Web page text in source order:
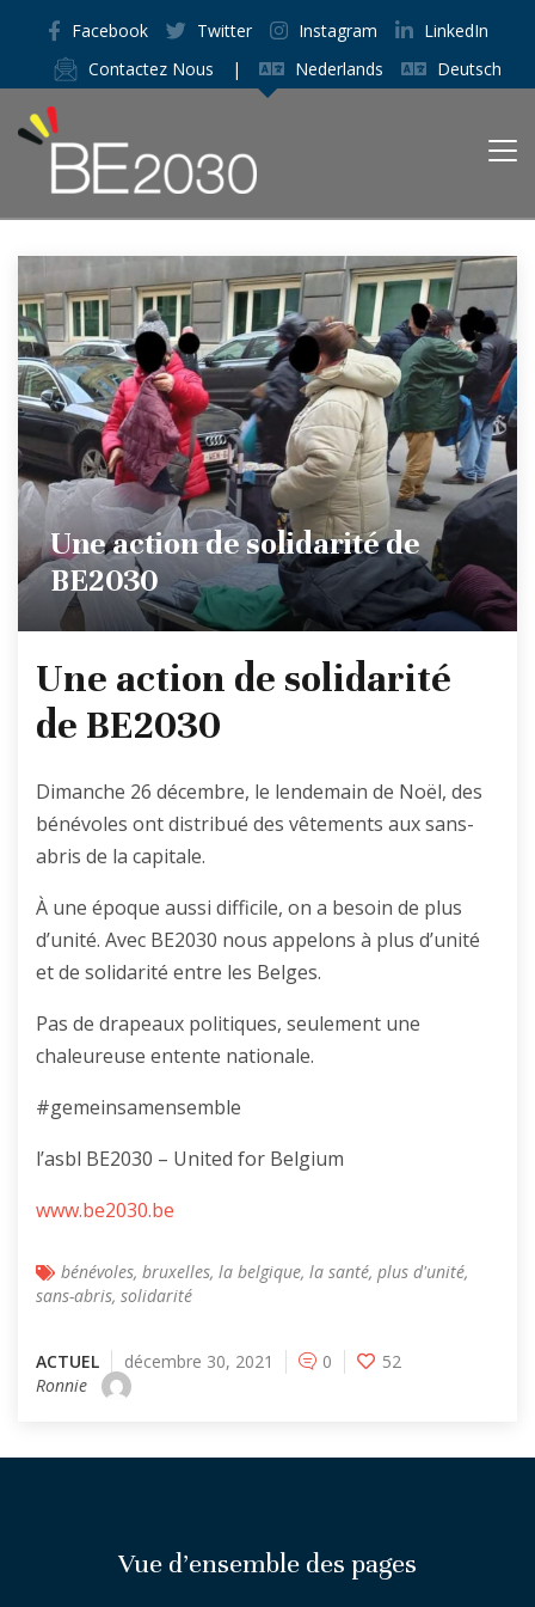
Facebook Twitter Instagram
LinkedIn
Contactez Nous
| Nederlands Deutsch
Une action de solidarité de
BE2030
Une action de solidarité
de BE2030
Dimanche 26 décembre, le lendemain de Noël, des
bénévoles ont distribué des vêtements aux sans-
abris de la capitale.
À une époque aussi difficile, on a besoin de plus
d’unité. Avec BE2030 nous appelons à plus d’unité
et de solidarité entre les Belges.
Pas de drapeaux politiques, seulement une
chaleureuse entente nationale.
#gemeinsamensemble
l’asbl BE2030 – United for Belgium
www.be2030.be
bénévoles, bruxelles, la belgique, la santé, plus d'unité,
sans-abris, solidarité
ACTUEL décembre 30, 2021 0
52
Ronnie
Vue d’ensemble des pages